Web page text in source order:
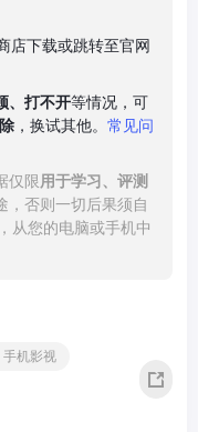
店下载或跳转至官网
、打不开等情况，可
，换试其他。 常见问
仅限 用于学习、评测
，否则一切后果须自
从您的电脑或手机中
手机影视